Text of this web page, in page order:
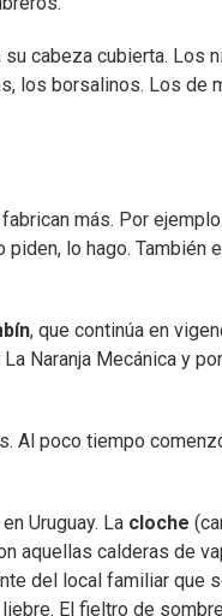
cabeza cubierta. Los
los borsalinos. Los de
más. Por
lo hago. También
, que continúa en
Naranja Mecánica y por
Al poco tiempo
Uruguay. La cloche
aquellas calderas de
del local familiar que
El fieltro de